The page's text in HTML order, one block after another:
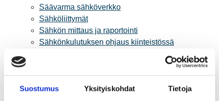
Suostumus Yksityiskohdat Tietoja
Säävarma sähköverkko
Sähköliittymät
Sähkön mittaus ja raportointi
Sähkönkulutuksen ohjaus kiinteistössä
Työmaat kartalla
Verkkopalvelutuotteet ja hinnastot